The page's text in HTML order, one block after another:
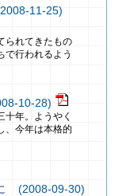
11-25)
られてきたもの
で行われるよう
10-28)
年。ようやく
、今年は本格的
(2008-09-30)